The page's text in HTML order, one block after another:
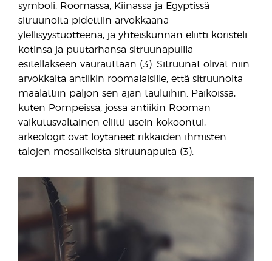
symboli. Roomassa, Kiinassa ja Egyptissä
sitruunoita pidettiin arvokkaana
ylellisyystuotteena, ja yhteiskunnan eliitti koristeli
kotinsa ja puutarhansa sitruunapuilla
esitelläkseen vaurauttaan (3). Sitruunat olivat niin
arvokkaita antiikin roomalaisille, että sitruunoita
maalattiin paljon sen ajan tauluihin. Paikoissa,
kuten Pompeissa, jossa antiikin Rooman
vaikutusvaltainen eliitti usein kokoontui,
arkeologit ovat löytäneet rikkaiden ihmisten
talojen mosaiikeista sitruunapuita (3).